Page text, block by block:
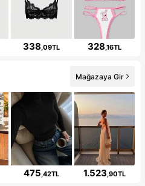
338,09TL 328,16TL
Mağazaya Gir
475,42TL 1.523,90TL